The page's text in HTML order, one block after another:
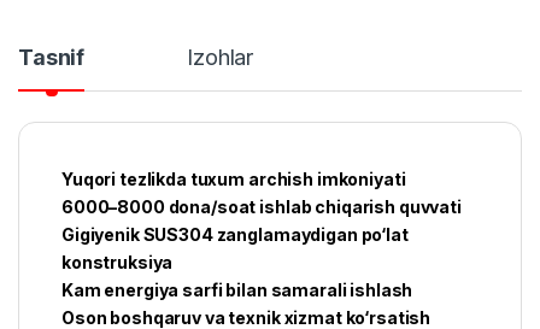
Tasnif Izohlar
Yuqori tezlikda tuxum archish imkoniyati
6000–8000 dona/soat ishlab chiqarish quvvati
Gigiyenik SUS304 zanglamaydigan po‘lat
konstruksiya
Kam energiya sarfi bilan samarali ishlash
Oson boshqaruv va texnik xizmat ko‘rsatish